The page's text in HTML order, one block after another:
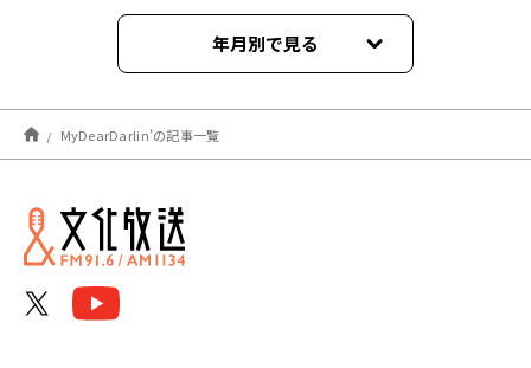
年月別で見る
2026年06月
2026年05月
MyDearDarlin’の記事一覧